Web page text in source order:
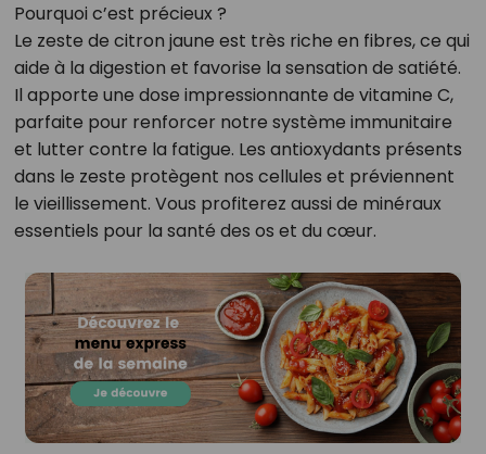
Pourquoi c’est précieux ?
Le zeste de citron jaune est très riche en fibres, ce qui
aide à la digestion et favorise la sensation de satiété.
Il apporte une dose impressionnante de vitamine C,
parfaite pour renforcer notre système immunitaire
et lutter contre la fatigue. Les antioxydants présents
dans le zeste protègent nos cellules et préviennent
le vieillissement. Vous profiterez aussi de minéraux
essentiels pour la santé des os et du cœur.